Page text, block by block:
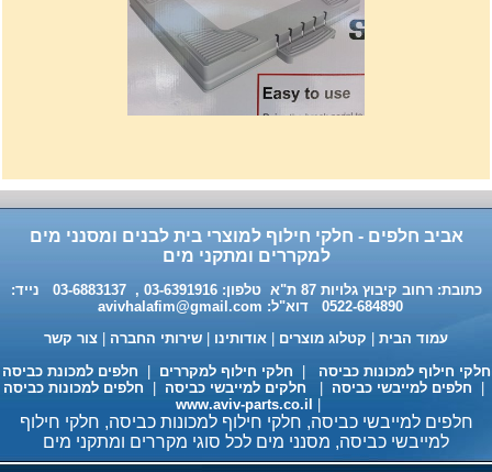
32נפתח עד 56ס"מ.
120שח
חומר ניקוי גרמני למכונות כביסה
ומדיחי כלים 35שח, מקט H333
אביב חלפים - חלקי חילוף למוצרי בית לבנים ומסנני מים
למקררים ומתקני מים
כתובת: רחוב קיבוץ גלויות 87 ת"א טלפון: 03-6391916 , 03-6883137 נייד:
0522-684890 דוא"ל:
avivhalafim@gmail.com
עמוד הבית
קטלוג מוצרים אודותינו שירותי החברה
צור קשר
חילוף למכונות כביסה
חלקי חילוף למקררים
חלפים למכונת כביסה
חלפים למייבשי כביסה חלקים למייבשי כביסה
חלפים למכונות כביסה
www.aviv-parts.co.il
חלפים למייבשי כביסה, חלקי חילוף למכונות כביסה, חלקי חילוף
למייבשי כביסה, מסנני מים לכל סוגי מקררים ומתקני מים